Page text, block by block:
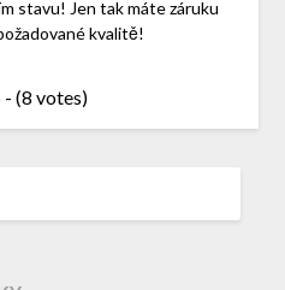
stavu! Jen tak máte záruku
kvalitě!
- (8 votes)